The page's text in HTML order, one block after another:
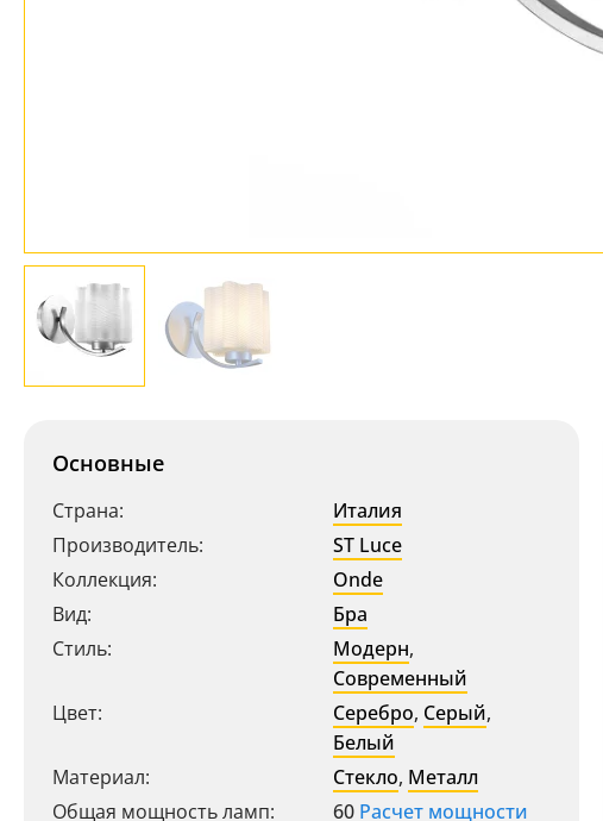
Основные
Страна:
Италия
Производитель:
ST Luce
Коллекция:
Onde
Вид:
Бра
Стиль:
Модерн,
Современный
Цвет:
Серебро, Серый,
Белый
Материал:
Стекло, Металл
Общая мощность ламп:
60 Расчет мощности